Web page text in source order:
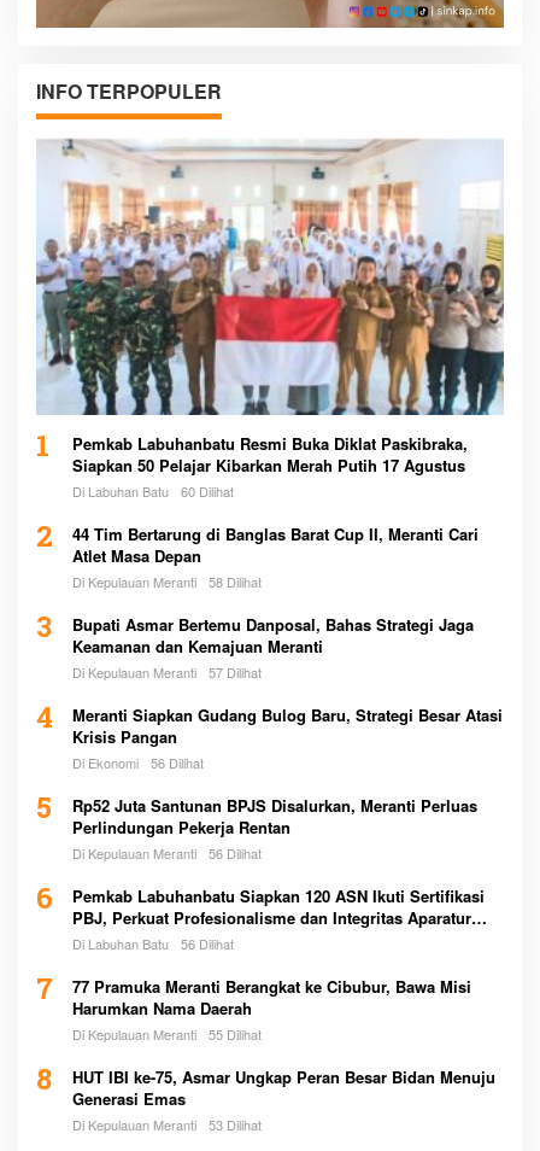
INFO TERPOPULER
1
Pemkab Labuhanbatu Resmi Buka Diklat Paskibraka,
Siapkan 50 Pelajar Kibarkan Merah Putih 17 Agustus
Di Labuhan Batu 60 Dilihat
2
44 Tim Bertarung di Banglas Barat Cup II, Meranti Cari
Atlet Masa Depan
Di Kepulauan Meranti 58 Dilihat
3
Bupati Asmar Bertemu Danposal, Bahas Strategi Jaga
Keamanan dan Kemajuan Meranti
Di Kepulauan Meranti 57 Dilihat
4
Meranti Siapkan Gudang Bulog Baru, Strategi Besar Atasi
Krisis Pangan
Di Ekonomi 56 Dilihat
5
Rp52 Juta Santunan BPJS Disalurkan, Meranti Perluas
Perlindungan Pekerja Rentan
Di Kepulauan Meranti 56 Dilihat
6
Pemkab Labuhanbatu Siapkan 120 ASN Ikuti Sertifikasi
PBJ, Perkuat Profesionalisme dan Integritas Aparatur
Pemerintah
Di Labuhan Batu 56 Dilihat
7
77 Pramuka Meranti Berangkat ke Cibubur, Bawa Misi
Harumkan Nama Daerah
Di Kepulauan Meranti 55 Dilihat
8
HUT IBI ke-75, Asmar Ungkap Peran Besar Bidan Menuju
Generasi Emas
Di Kepulauan Meranti 53 Dilihat